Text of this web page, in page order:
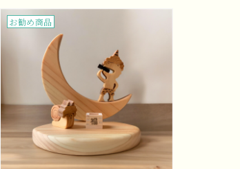
お勧め商品